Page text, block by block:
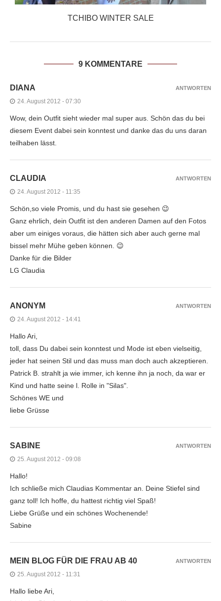
TCHIBO WINTER SALE
9 KOMMENTARE
DIANA
24. August 2012 - 07:30
Wow, dein Outfit sieht wieder mal super aus. Schön das du bei
diesem Event dabei sein konntest und danke das du uns daran
teilhaben lässt.
ANTWORTEN
CLAUDIA
24. August 2012 - 11:35
Schön,so viele Promis, und du hast sie gesehen 😉
Ganz ehrlich, dein Outfit ist den anderen Damen auf den Fotos
aber um einiges voraus, die hätten sich aber auch gerne mal
bissel mehr Mühe geben können. 😉
Danke für die Bilder
LG Claudia
ANTWORTEN
ANONYM
24. August 2012 - 14:41
Hallo Ari,
toll, dass Du dabei sein konntest und Mode ist eben vielseitig,
jeder hat seinen Stil und das muss man doch auch akzeptieren.
Patrick B. strahlt ja wie immer, ich kenne ihn ja noch, da war er
Kind und hatte seine l. Rolle in "Silas".
Schönes WE und
liebe Grüsse
ANTWORTEN
SABINE
25. August 2012 - 09:08
Hallo!
Ich schließe mich Claudias Kommentar an. Deine Stiefel sind
ganz toll! Ich hoffe, du hattest richtig viel Spaß!
Liebe Grüße und ein schönes Wochenende!
Sabine
ANTWORTEN
MEIN BLOG FÜR DIE FRAU AB 40
25. August 2012 - 11:31
Hallo liebe Ari,
ANTWORTEN